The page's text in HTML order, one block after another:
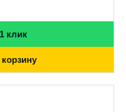
клик